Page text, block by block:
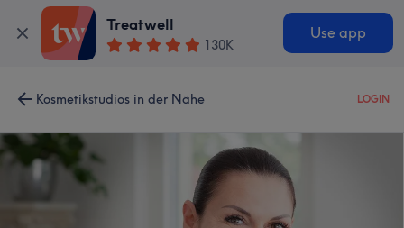
Treatwell
130K
Use app
Kosmetikstudios in der Nähe LOGIN